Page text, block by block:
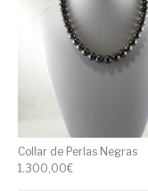
Collar de Perlas Negras
1.300,00€